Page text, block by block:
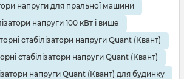
напруги для пральної машини
напруги 100 кВт і вище
стабілізатори напруги Quant (Квант)
стабілізатори напруги Quant (Квант)
напруги Quant (Квант) для будинку